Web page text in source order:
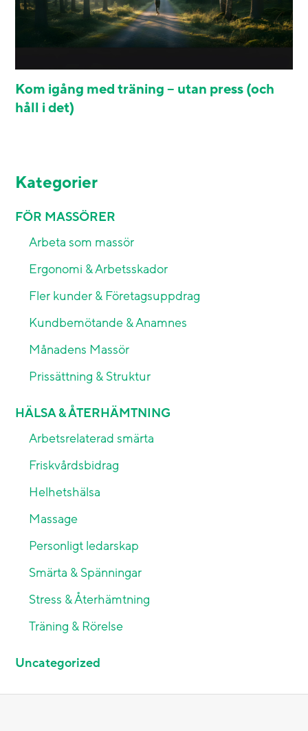
Kom igång med träning – utan press (och
håll i det)
Kategorier
FÖR MASSÖRER
Arbeta som massör
Ergonomi & Arbetsskador
Fler kunder & Företagsuppdrag
Kundbemötande & Anamnes
Månadens Massör
Prissättning & Struktur
HÄLSA & ÅTERHÄMTNING
Arbetsrelaterad smärta
Friskvårdsbidrag
Helhetshälsa
Massage
Personligt ledarskap
Smärta & Spänningar
Stress & Återhämtning
Träning & Rörelse
Uncategorized